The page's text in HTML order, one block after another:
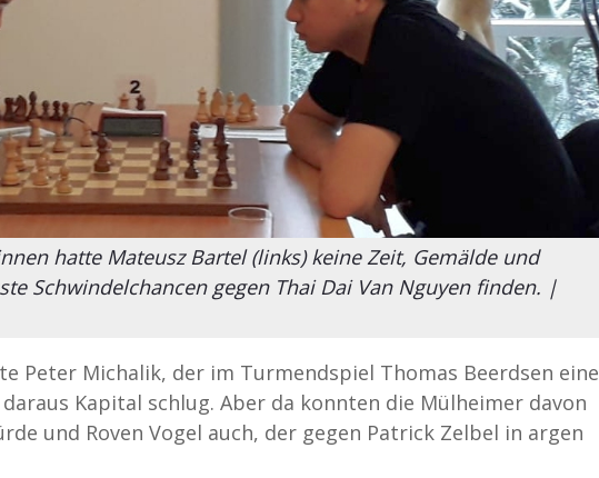
hatte Mateusz Bartel (links) keine Zeit, Gemälde und
Schwindelchancen gegen Thai Dai Van Nguyen finden. |
Peter Michalik, der im Turmendspiel Thomas Beerdsen eine
Kapital schlug. Aber da konnten die Mülheimer davon
und Roven Vogel auch, der gegen Patrick Zelbel in argen